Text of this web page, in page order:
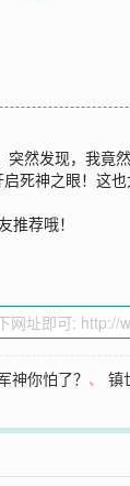
然发现，我
死神之眼！这
荐哦！
神你怕了？ 、镇